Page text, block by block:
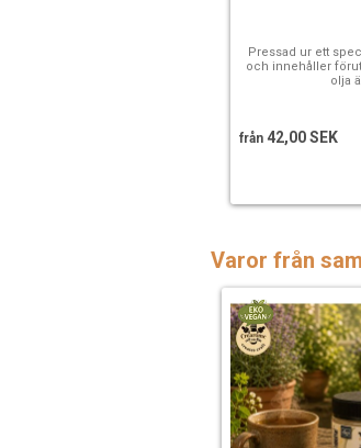
Pressad ur ett
och innehåller
olja
från 42,00 SEK
Varor från